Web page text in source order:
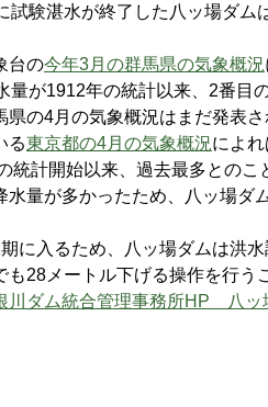
験湛水が終了した八ッ場ダム
台の今年3月の群馬県の気象概況
量が1912年の統計以来、2番目
県の4月の気象概況はまだ発表
る東京都の4月の気象概況によ
統計開始以来、過去最多とのこ
水量が多かったため、八ッ場ダ
に入るため、八ッ場ダムは洪
も28メートル下げる操作を行う
川ダム統合管理事務所HP 八ッ